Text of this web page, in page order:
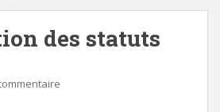
des statuts